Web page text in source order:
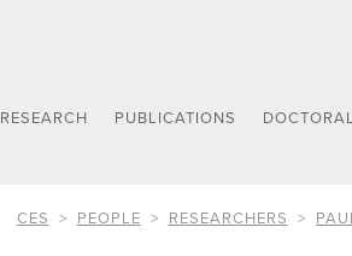
RESEARCH PUBLICATIONS
CES PEOPLE RESEARCHERS